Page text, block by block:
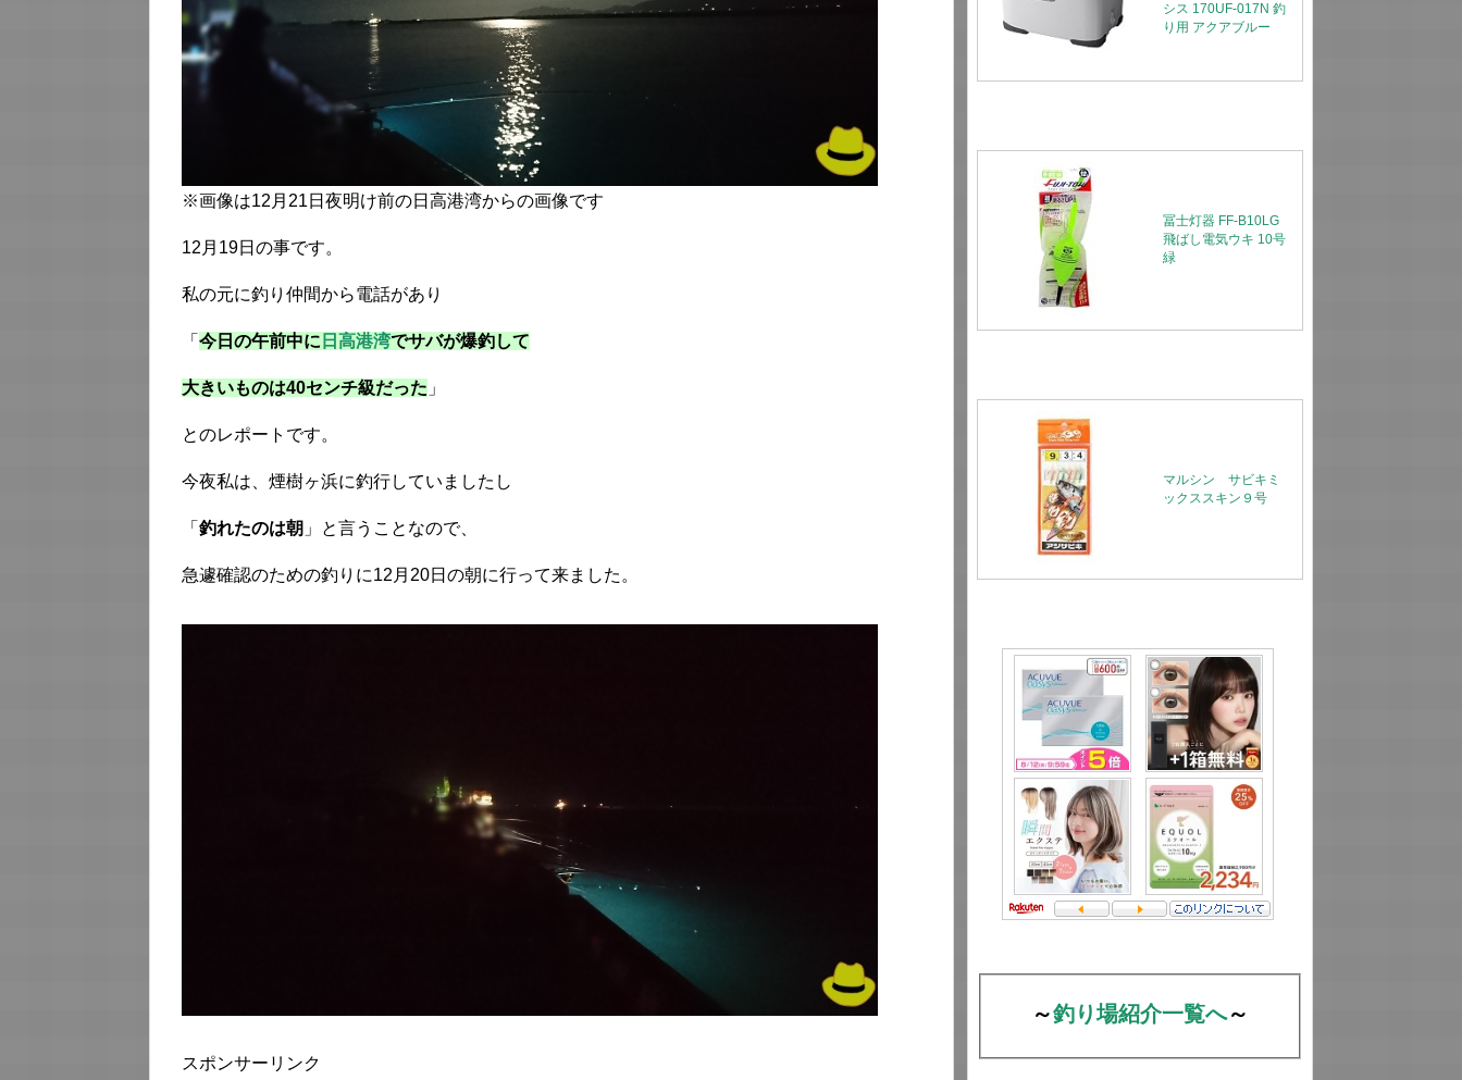
※画像は12月21日夜明け前の日高港湾からの画像です
12月19日の事です。
私の元に釣り仲間から電話があり
「 今日の午前中に 日高港湾でサバが爆釣して
大きいものは40センチ級だった 」
とのレポートです。
今夜私は、煙樹ヶ浜に釣行していましたし
「 釣れたのは朝 」と言うことなので、
急遽確認のための釣りに12月20日の朝に行って来ました。
スポンサーリンク
シス 170UF-017N 釣
り用 アクアブルー
冨士灯器 FF-B10LG
飛ばし電気ウキ 10号
緑
マルシン サビキミ
ックススキン９号
～釣り場紹介一覧へ～